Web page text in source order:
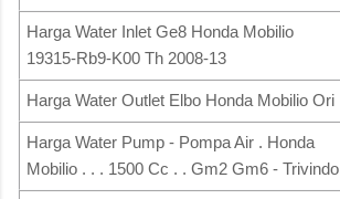
Harga Water Inlet Ge8 Honda Mobilio
19315-Rb9-K00 Th 2008-13
Harga Water Outlet Elbo Honda Mobilio Ori
Harga Water Pump - Pompa Air . Honda
Mobilio . . . 1500 Cc . . Gm2 Gm6 - Trivindo